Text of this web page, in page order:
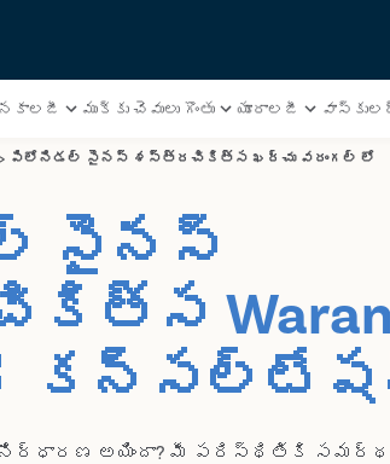
ముక్కు చెవులు గొంతు యూరాలజీ
> పిలోనిడల్ సైనస్ శస్త్రచికిత్స ఖర్చు వరంగల్ లో
సైనస్
అయిందా? మీ పరిస్థితికి